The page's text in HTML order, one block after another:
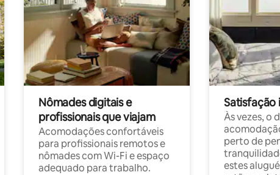
Nômades digitais e
profissionais que viajam
Acomodações confortáveis
para profissionais remotos e
nômades com Wi-Fi e espaço
adequado para trabalho.
Satisfação
Às vezes, o
perto de
estes